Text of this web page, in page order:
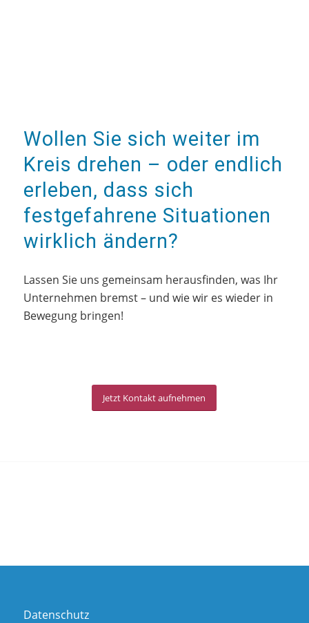
Wollen Sie sich weiter im
Kreis drehen – oder endlich
erleben, dass sich
festgefahrene Situationen
wirklich ändern?
Lassen Sie uns gemeinsam herausfinden, was Ihr
Unternehmen bremst – und wie wir es wieder in
Bewegung bringen!
Jetzt Kontakt aufnehmen
Datenschutz